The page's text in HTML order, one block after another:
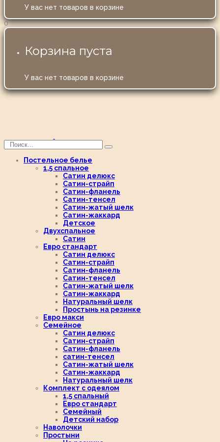
У вас нет товаров в корзине
0
Корзина пуста
У вас нет товаров в корзине
Постельное белье
1,5 спальное
Сатин делюкс
Сатин-страйп
Сатин-фланель
Сатин-тенсел
Сатин-жатый шелк
Сатин-жаккард
Детское
Двухспальное
Сатин
Евро стандарт
Сатин делюкс
Сатин-страйп
Сатин-фланель
Сатин-тенсел
Сатин-жатый шелк
Сатин-жаккард
Натуральный шелк
Простынь на резинке
Евро макси
Семейное
Сатин делюкс
Сатин-страйп
Сатин-фланель
сатин-тенсел
Сатин-жатый шелк
Сатин-жаккард
Натуральный шелк
Комплект с одеялом
1,5 спальный
Евро стандарт
Семейный
Детский набор
Наволочки
Простыни